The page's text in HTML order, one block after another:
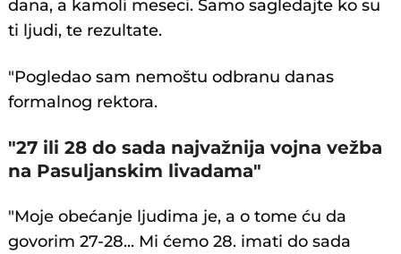
dana, a kamoli meseci. Samo sagledajte ko su
ti ljudi, te rezultate.
"Pogledao sam nemoštu odbranu danas
formalnog rektora.
"27 ili 28 do sada najvažnija vojna vežba
na Pasuljanskim livadama"
"Moje obećanje ljudima je, a o tome ću da
govorim 27-28... Mi ćemo 28. imati do sada